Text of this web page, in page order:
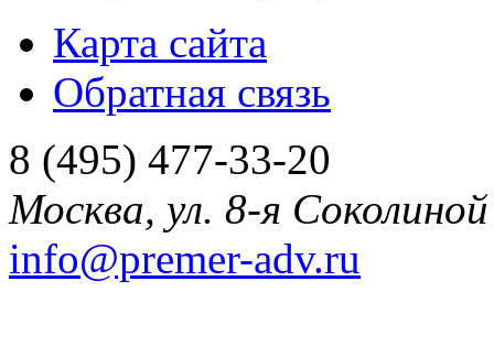
Карта сайта
Обратная связь
8 (495) 477-33-20
Москва, ул. 8-я
info@premer-adv.ru